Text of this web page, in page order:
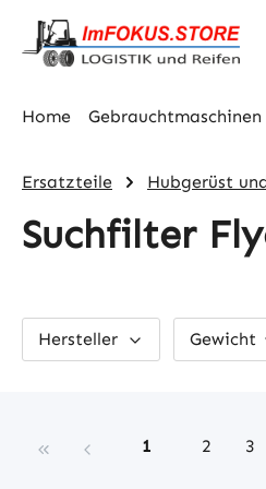
Hauptinhalt springen
Zur Suche springen
Zur Hauptnavigation springen
Home Gebrauchtmaschinen
Ersatzteile Hubgerüst
Suchfilter
Hersteller Gewicht
Seite
1 Seite
2 3